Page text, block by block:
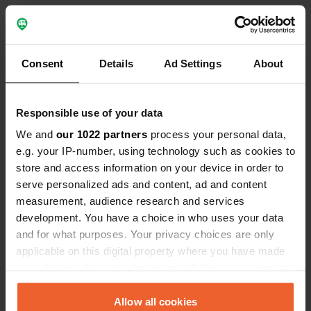
Consent Details Ad Settings About
Responsible use of your data
We and our 1022 partners process your personal data,
e.g. your IP-number, using technology such as cookies to
store and access information on your device in order to
serve personalized ads and content, ad and content
measurement, audience research and services
development. You have a choice in who uses your data
and for what purposes. Your privacy choices are only
applicable on this digital property where you have made
any time from the Cookie Declaration or by clicking on
the Privacy trigger icon.Allow all cookies
Contact
Emplacement
Route de Bayonne
64270, Salies-de-Béarn, France
Coordonnées
43° 28' 36" N 0° 56' 18" W